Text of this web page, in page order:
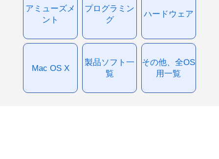
アミューズメ
ント
プログラミン
グ
ハードウェア
Mac OS X
製品ソフト一
覧
その他、全OS
用一覧